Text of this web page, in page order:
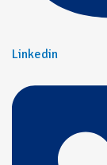
Linkedin